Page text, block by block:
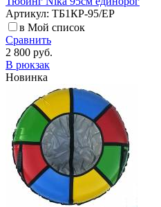
Артикул: ТБ1КР-95/ЕР
в Мой список
Сравнить
2 800 руб.
В рюкзак
Новинка